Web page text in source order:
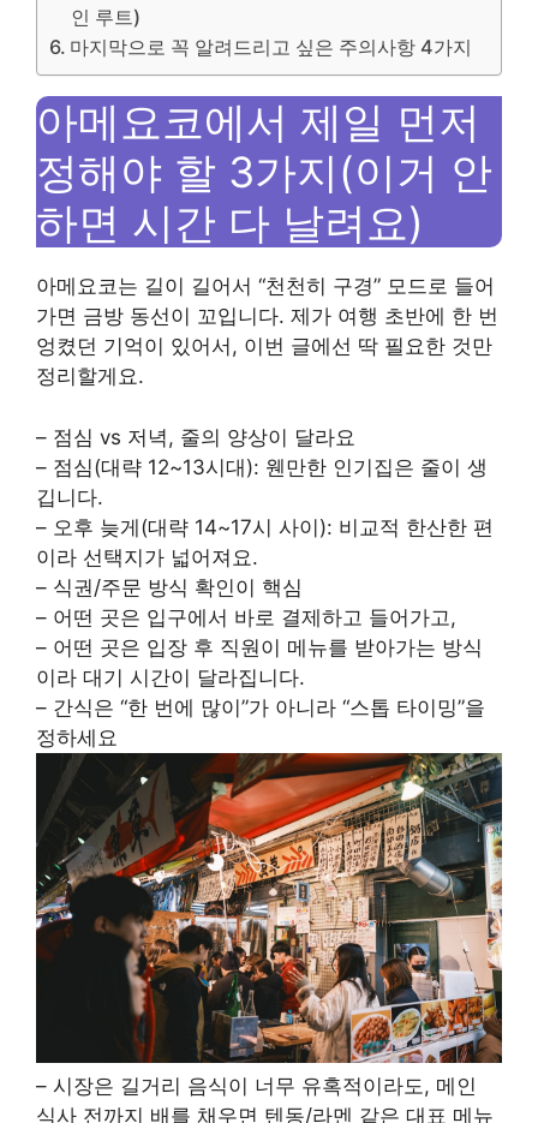
인 루트)
마지막으로 꼭 알려드리고 싶은 주의사항 4가지
아메요코에서 제일 먼저
정해야 할 3가지(이거 안
하면 시간 다 날려요)
아메요코는 길이 길어서 “천천히 구경” 모드로 들어
가면 금방 동선이 꼬입니다. 제가 여행 초반에 한 번
엉켰던 기억이 있어서, 이번 글에선 딱 필요한 것만
정리할게요.
– 점심 vs 저녁, 줄의 양상이 달라요
– 점심(대략 12~13시대): 웬만한 인기집은 줄이 생
깁니다.
– 오후 늦게(대략 14~17시 사이): 비교적 한산한 편
이라 선택지가 넓어져요.
– 식권/주문 방식 확인이 핵심
– 어떤 곳은 입구에서 바로 결제하고 들어가고,
– 어떤 곳은 입장 후 직원이 메뉴를 받아가는 방식
이라 대기 시간이 달라집니다.
– 간식은 “한 번에 많이”가 아니라 “스톱 타이밍”을
정하세요
– 시장은 길거리 음식이 너무 유혹적이라도, 메인
식사 전까지 배를 채우면 텐동/라멘 같은 대표 메뉴